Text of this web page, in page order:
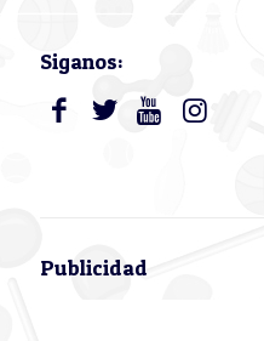
Siganos:
Publicidad